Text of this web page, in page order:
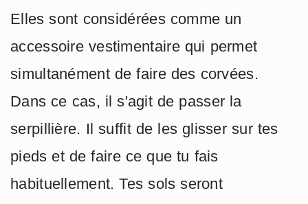
Elles sont considérées comme un
accessoire vestimentaire qui permet
simultanément de faire des corvées.
Dans ce cas, il s'agit de passer la
serpillière. Il suffit de les glisser sur tes
pieds et de faire ce que tu fais
habituellement. Tes sols seront